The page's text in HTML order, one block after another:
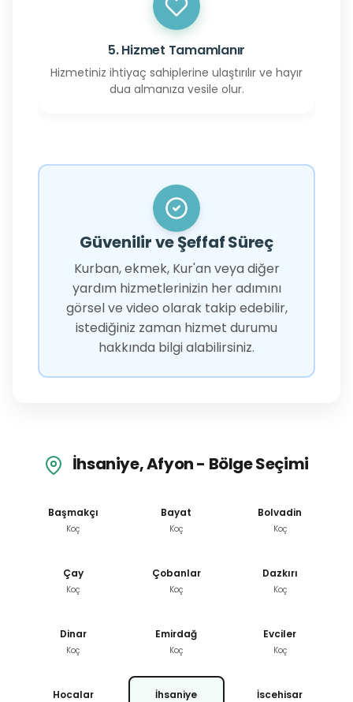
5. Hizmet Tamamlanır
Hizmetiniz ihtiyaç sahiplerine ulaştırılır ve hayır
dua almanıza vesile olur.
Güvenilir ve Şeffaf Süreç
Kurban, ekmek, Kur'an veya diğer
yardım hizmetlerinizin her adımını
görsel ve video olarak takip edebilir,
istediğiniz zaman hizmet durumu
hakkında bilgi alabilirsiniz.
İhsaniye, Afyon - Bölge Seçimi
Başmakçı
Koç
Bayat
Koç
Bolvadin
Koç
Çay
Koç
Çobanlar
Koç
Dazkırı
Koç
Dinar
Koç
Emirdağ
Koç
Evciler
Koç
Hocalar İhsaniye İscehisar